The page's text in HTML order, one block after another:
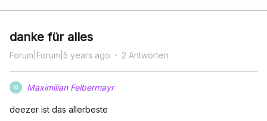
danke für alles
Forum|Forum|5 years ago 2 Antworten
M Maximilian Felbermayr
deezer ist das allerbeste